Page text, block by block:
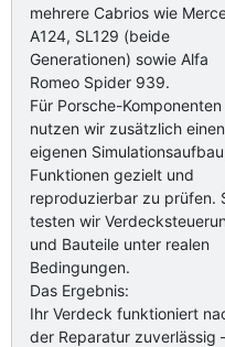
mehrere Cabrios wie
A124, SL129 (beide
Generationen) sowie Alfa
Romeo Spider 939.
Für Porsche-Komponenten
nutzen wir zusätzlich einen
eigenen
Funktionen gezielt und
reproduzierbar zu prüfen.
testen wir
und Bauteile unter realen
Bedingungen.
Das Ergebnis:
Ihr Verdeck funktioniert
der Reparatur zuverlässig